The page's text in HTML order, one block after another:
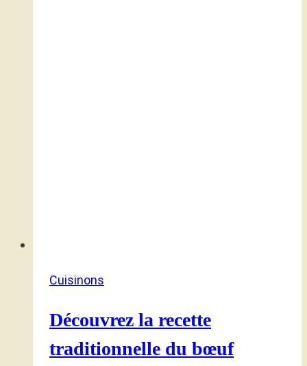
Cuisinons
Découvrez la recette
traditionnelle du bœuf